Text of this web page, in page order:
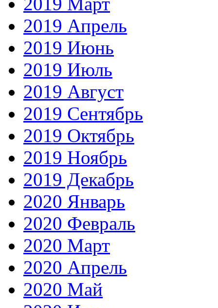
2019 Апрель
2019 Июнь
2019 Июль
2019 Август
2019 Сентябрь
2019 Октябрь
2019 Ноябрь
2019 Декабрь
2020 Январь
2020 Февраль
2020 Март
2020 Апрель
2020 Май